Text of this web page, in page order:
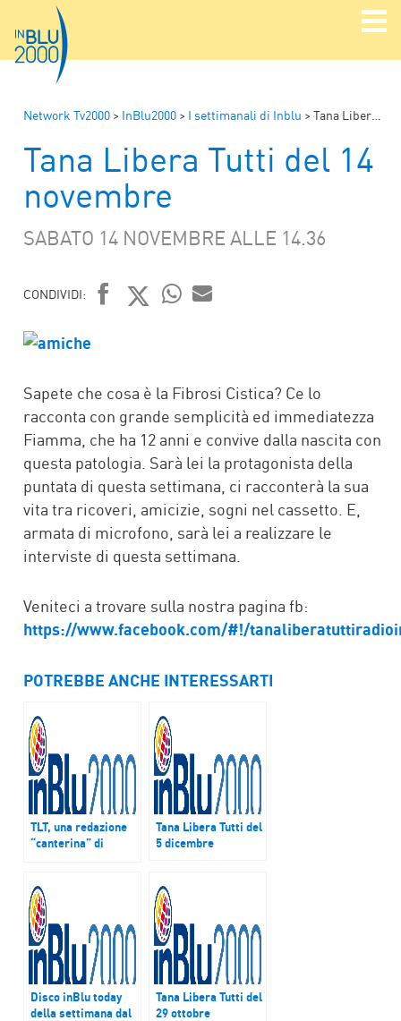
Network Tv2000 > InBlu2000 > I settimanali di Inblu > Tana Libera Tutti del 14 novembre
Tana Libera Tutti del 14
novembre
SABATO 14 NOVEMBRE ALLE 14.36
CONDIVIDI:
Sapete che cosa è la Fibrosi Cistica? Ce lo
racconta con grande semplicità ed immediatezza
Fiamma, che ha 12 anni e convive dalla nascita con
questa patologia. Sarà lei la protagonista della
puntata di questa settimana, ci racconterà la sua
vita tra ricoveri, amicizie, sogni nel cassetto. E,
armata di microfono, sarà lei a realizzare le
interviste di questa settimana.
Veniteci a trovare sulla nostra pagina fb:
https://www.facebook.com/#!/
POTREBBE ANCHE INTERESSARTI
TLT, una redazione
“canterina” di
Tana Libera Tutti del
5 dicembre
Disco inBlu today
della settimana dal
Tana Libera Tutti del
29 ottobre